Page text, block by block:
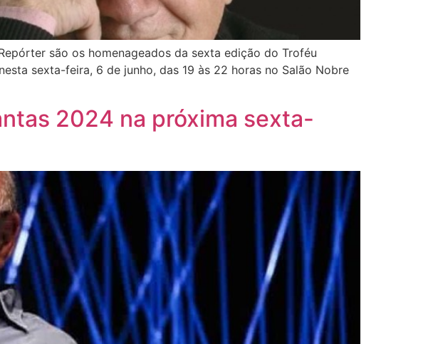
são os homenageados da sexta edição do Troféu
sexta-feira, 6 de junho, das 19 às 22 horas no Salão Nobre
2024 na próxima sexta-